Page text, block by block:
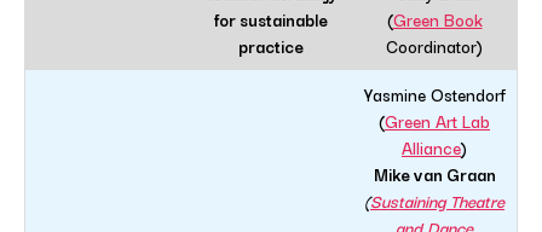
for sustainable
practice
(Green Book
Coordinator)
Yasmine Ostendorf
(Green Art Lab
Alliance)
Mike van Graan
(Sustaining Theatre
and Dance